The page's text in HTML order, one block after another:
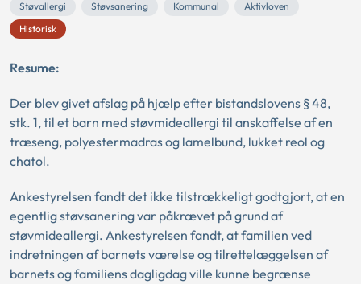
Støvallergi
Støvsanering Kommunal
Aktivloven
Historisk
Resume:
Der blev givet afslag på hjælp efter bistandslovens § 48,
stk. 1, til et barn med støvmideallergi til anskaffelse af en
træseng, polyestermadras og lamelbund, lukket reol og
chatol.
Ankestyrelsen fandt det ikke tilstrækkeligt godtgjort, at en
egentlig støvsanering var påkrævet på grund af
støvmideallergi. Ankestyrelsen fandt, at familien ved
indretningen af barnets værelse og tilrettelæggelsen af
barnets og familiens dagligdag ville kunne begrænse